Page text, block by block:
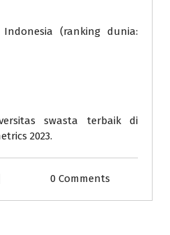
(ranking dunia:
swasta terbaik di
2023.
0 Comments